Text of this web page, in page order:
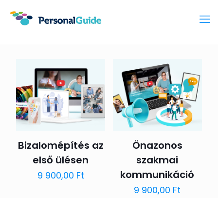
Bizalomépítés az
első ülésen
9 900,00 Ft
Önazonos
szakmai
kommunikáció
9 900,00 Ft